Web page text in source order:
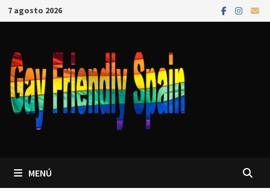
7 agosto 2026
MENÚ